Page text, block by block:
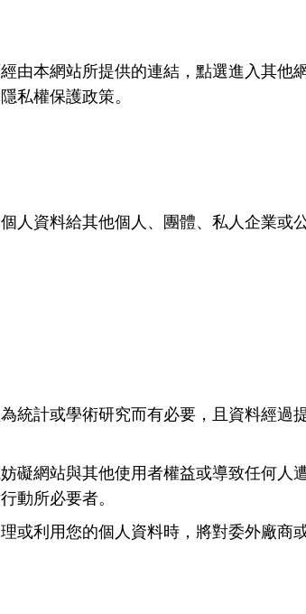
由本網站所提供的連結，點選進入其他
私權保護政策。
人資料給其他個人、團體、私人企業或
統計或學術研究而有必要，且資料經過
礙網站與其他使用者權益或導致任何人
動所必要者。
或利用您的個人資料時，將對委外廠商